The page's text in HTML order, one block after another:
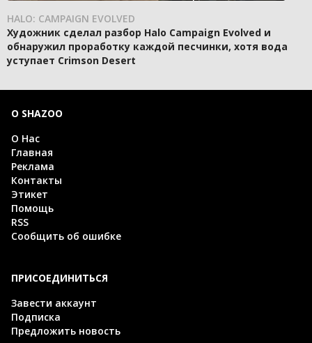
HALO: CAMPAIGN EVOLVED
Художник сделал разбор Halo Campaign Evolved и
обнаружил проработку каждой песчинки, хотя вода
уступает Crimson Desert
О SHAZOO
О Нас
Главная
Реклама
Контакты
Этикет
Помощь
RSS
Сообщить об ошибке
ПРИСОЕДИНИТЬСЯ
Завести аккаунт
Подписка
Предложить новость